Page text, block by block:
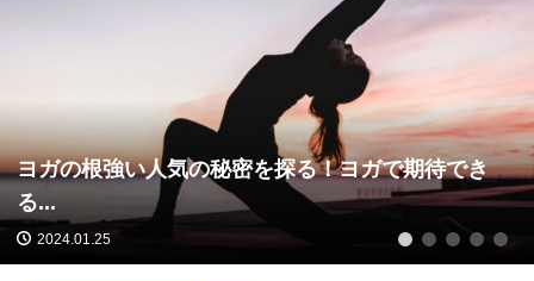
ヨガの根強い人気の秘密を探る！ヨガで期待でき
る...
2024.01.25 1 2 3 4 5